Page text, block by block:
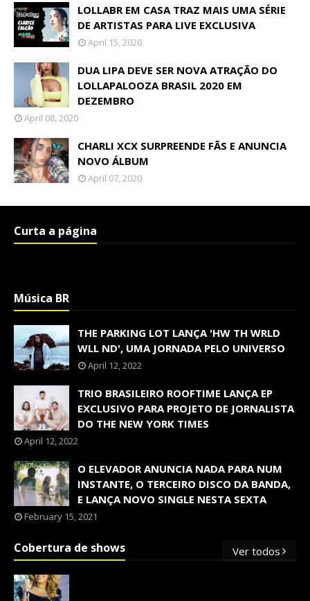
LOLLABR EM CASA TRAZ MAIS UMA SÉRIE
DE ARTISTAS PARA LIVE EXCLUSIVA
April 15, 2020
DUA LIPA DEVE SER NOVA ATRAÇÃO DO
LOLLAPALOOZA BRASIL 2020 EM
DEZEMBRO
April 08, 2020
CHARLI XCX SURPREENDE FÃS E ANUNCIA
NOVO ÁLBUM
April 07, 2020
Curta a página
Música BR
THE PARKING LOT LANÇA 'HW TH WRLD
WLL ND', UMA JORNADA PELO UNIVERSO
April 12, 2022
TRIO BRASILEIRO ROOFTIME LANÇA EP
EXCLUSIVO PARA PROJETO DE JORNALISTA
DO THE NEW YORK TIMES
April 12, 2022
O ELEVADOR ANUNCIA NADA PARA NUM
INSTANTE, O TERCEIRO DISCO DA BANDA,
E LANÇA NOVO SINGLE NESTA SEXTA
February 15, 2021
Cobertura de shows Ver todos